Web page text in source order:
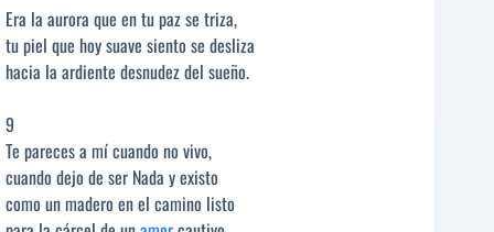
Era la aurora que en tu paz se triza,
tu piel que hoy suave siento se desliza
hacia la ardiente desnudez del sueño.
9
Te pareces a mí cuando no vivo,
cuando dejo de ser Nada y existo
como un madero en el camino listo